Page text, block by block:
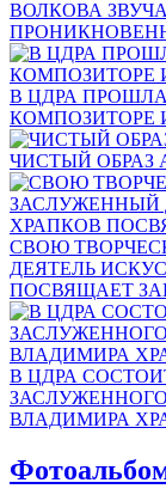
ВОЛКОВА
В ЦДРА
КОМПОЗИТОРЕ
ЧИСТЫЙ ОБРАЗ
СВОЮ
ДЕЯТЕЛЬ
ПОСВЯЩАЕТ
В ЦДРА
ВЛАДИМИРА